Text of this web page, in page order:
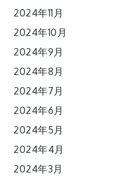
2024年11月
2024年10月
2024年9月
2024年8月
2024年7月
2024年6月
2024年5月
2024年4月
2024年3月